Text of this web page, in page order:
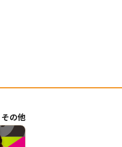
その他